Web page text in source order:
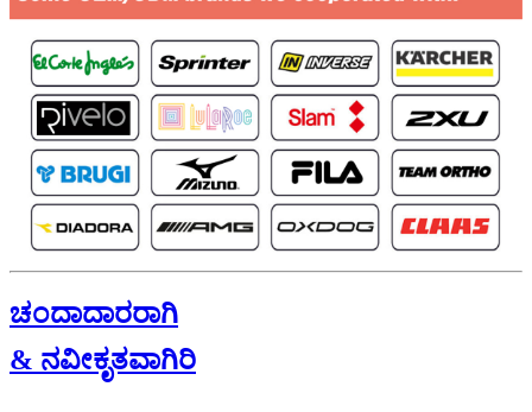
ಚಂದಾದಾರರಾಗಿ
& ನವೀಕೃತವಾಗಿರಿ